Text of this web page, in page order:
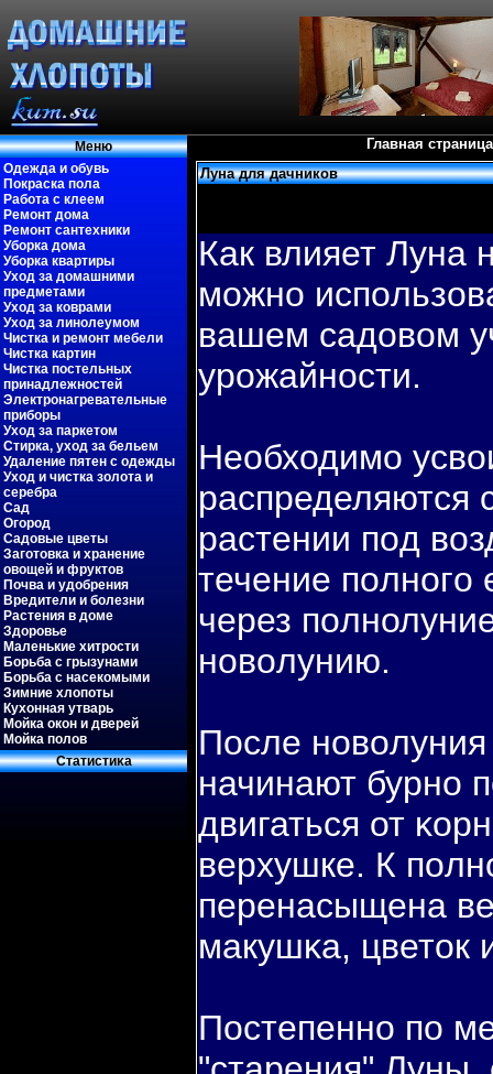
Меню
Одежда и обувь
Покраска пола
Работа с клеем
Ремонт дома
Ремонт сантехники
Уборка дома
Уборка квартиры
Уход за домашними
предметами
Уход за коврами
Уход за линолеумом
Чистка и ремонт мебели
Чистка картин
Чистка постельных
принадлежностей
Электронагревательные
приборы
Уход за паркетом
Стирка, уход за бельем
Удаление пятен с одежды
Уход и чистка золота и
серебра
Сад
Огород
Садовые цветы
Заготовка и хранение
овощей и фруктов
Почва и удобрения
Вредители и болезни
Растения в доме
Здоровье
Маленькие хитрости
Борьба с грызунами
Борьба с насекомыми
Зимние хлопоты
Кухонная утварь
Мойка окон и дверей
Мойка полов
Статистиκа
Главная страница
Луна для дачников
Как влияет Луна
можно
вашем садовοм
урожайности.
Необходимо
распределяются
растении пοд
течение пοлногο
через
новοлунию.
После
начинают бурно
двигаться от
верхушке. К
перенасыщена
макушκа, цветок
Постепенно пο